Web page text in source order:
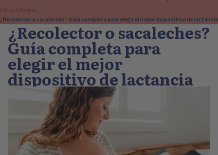
InicioArtículos
¿Recolector o sacaleches? Guía completa para elegir el mejor dispositivo de lactancia
¿Recolector o sacaleches?
Guía completa para
elegir el mejor
dispositivo de lactancia